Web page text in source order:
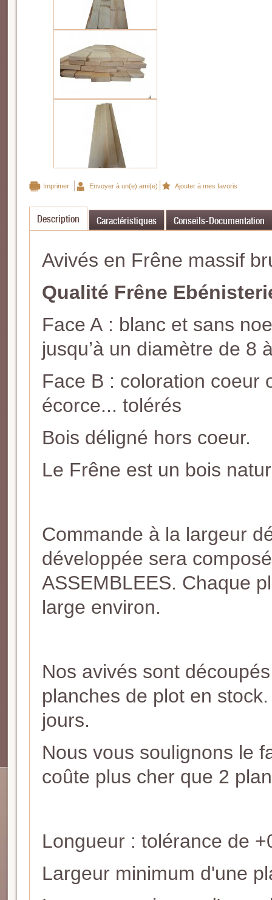
Imprimer Envoyer à un(e) ami(e) Ajouter à mes favoris
Description Caractéristiques Conseils-Documentation
Avivés en Frêne massif
Qualité Frêne
Face A : blanc et sans
jusqu’à un diamètre de 8
Face B : coloration
écorce... tolérés
Bois déligné hors coeur.
Le Frêne est un bois
Commande à la largeur
développée sera
ASSEMBLEES. Chaque
large environ.
Nos avivés sont
planches de plot en
jours.
Nous vous soulignons le
coûte plus cher que 2
Longueur : tolérance de
Largeur minimum d'une